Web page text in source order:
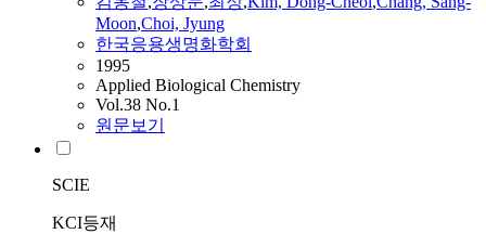
Moon,Choi, Jyung
한국응용생명화학회
1995
Applied Biological Chemistry
Vol.38 No.1
원문보기
SCIE
KCI등재